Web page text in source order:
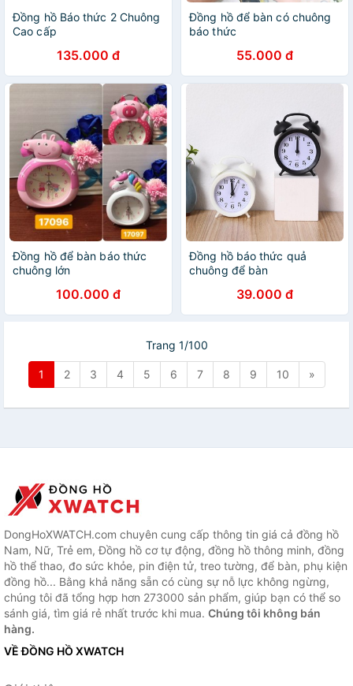
Đồng hồ Báo thức 2 Chuông
Cao cấp
135.000 đ
Đồng hồ để bàn có chuông
báo thức
55.000 đ
Đồng hồ để bàn báo thức
chuông lớn
100.000 đ
Đồng hồ báo thức quả
chuông để bàn
39.000 đ
Trang 1/100
1 2 3 4 5 6 7 8 9 10 »
DongHoXWATCH.com chuyên cung cấp thông tin giá cả đồng hồ
Nam, Nữ, Trẻ em, Đồng hồ cơ tự động, đồng hồ thông minh, đồng
hồ thể thao, đo sức khỏe, pin điện tử, treo tường, để bàn, phụ kiện
đồng hồ... Bằng khả năng sẵn có cùng sự nỗ lực không ngừng,
chúng tôi đã tổng hợp hơn 273000 sản phẩm, giúp bạn có thể so
sánh giá, tìm giá rẻ nhất trước khi mua. Chúng tôi không bán
hàng.
VỀ ĐỒNG HỒ XWATCH